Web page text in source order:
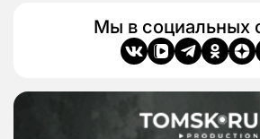
Мы в социальных